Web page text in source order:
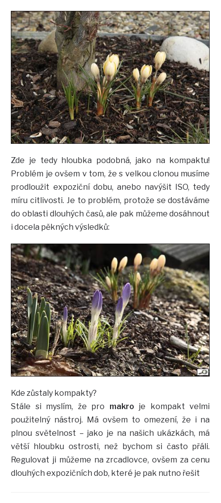
Zde je tedy hloubka podobná, jako na kompaktu!
Problém je ovšem v tom, že s velkou clonou musíme
prodloužit expoziční dobu, anebo navýšit ISO, tedy
míru citlivosti. Je to problém, protože se dostáváme
do oblasti dlouhých časů, ale pak můžeme dosáhnout
i docela pěkných výsledků:
Kde zůstaly kompakty?
Stále si myslím, že pro makro je kompakt velmi
použitelný nástroj. Má ovšem to omezení, že i na
plnou světelnost – jako je na našich ukázkách, má
větší hloubku ostrosti, než bychom si často přáli.
Regulovat ji můžeme na zrcadlovce, ovšem za cenu
dlouhých expozičních dob, které je pak nutno řešit